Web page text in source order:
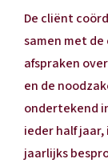
De cliënt
samen met
afspraken
en de
ondertekend
ieder half
jaarlijks